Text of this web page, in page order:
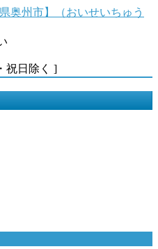
祝日除く ]